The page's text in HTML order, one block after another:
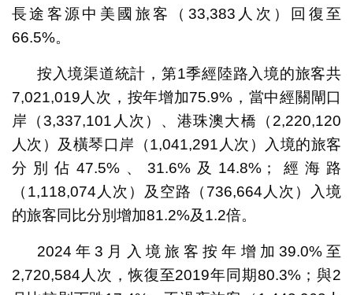
長途客源中美國旅客（33,383人次）回復至
66.5%。
按入境渠道統計，第1季經陸路入境的旅客共
7,021,019人次，按年增加75.9%，當中經關閘口
岸（3,337,101人次）、港珠澳大橋（2,220,120
人次）及橫琴口岸（1,041,291人次）入境的旅客
分別佔47.5%、31.6%及14.8%；經海路
（1,118,074人次）及空路（736,664人次）入境
的旅客同比分別增加81.2%及1.2倍。
2024年3月入境旅客按年增加39.0%至
2,720,584人次，恢復至2019年同期80.3%；與2